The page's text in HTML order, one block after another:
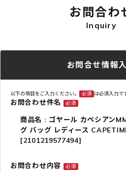
お問合わ
Inquiry
お問合せ情報
以下の項目をご入力ください。 必須 は必須入力で
お問合わせ件名 必須
商品名 : ゴヤール カペシアン
グ バッグ レディース
[2101219577494]
お問合わせ内容 必須